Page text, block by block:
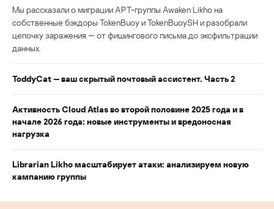
Мы рассказали о миграции APT-группы Awaken Likho на
собственные бэкдоры TokenBuoy и TokenBuoySH и разобрали
цепочку заражения — от фишингового письма до эксфильтрации
данных.
ToddyCat — ваш скрытый почтовый ассистент. Часть 2
Активность Cloud Atlas во второй половине 2025 года и в
начале 2026 года: новые инструменты и вредоносная
нагрузка
Librarian Likho масштабирует атаки: анализируем новую
кампанию группы